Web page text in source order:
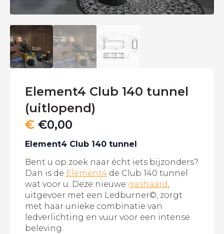
Element4 Club 140 tunnel
(uitlopend)
€ €0,00
Element4 Club 140 tunnel
Bent u op zoek naar écht iets bijzonders?
Dan is de Element4 de Club 140 tunnel
wat voor u. Deze nieuwe gashaard,
uitgevoer met een Ledburner©, zorgt
met haar unieke combinatie van
ledverlichting en vuur voor een intense
beleving.